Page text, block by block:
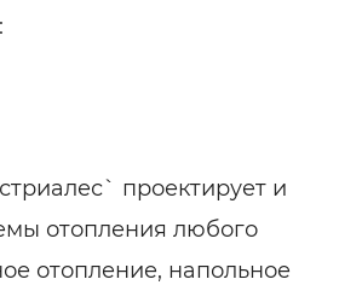
проектирует и
отопления любого
отопление, напольное